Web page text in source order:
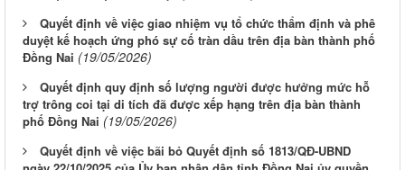
Quyết định về việc giao nhiệm vụ tổ chức thẩm định và phê
duyệt kế hoạch ứng phó sự cố tràn dầu trên địa bàn thành phố
Đồng Nai (19/05/2026)
Quyết định quy định số lượng người được hưởng mức hỗ
trợ trông coi tại di tích đã được xếp hạng trên địa bàn thành
phố Đồng Nai (19/05/2026)
Quyết định về việc bãi bỏ Quyết định số 1813/QĐ-UBND